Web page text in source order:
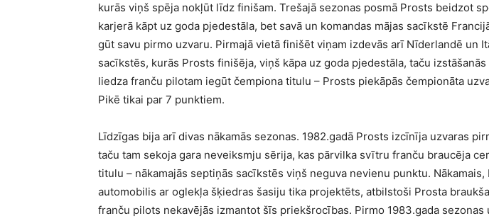
kurās viņš spēja nokļūt līdz finišam. Trešajā sezonas posmā Prosts beidzot
karjerā kāpt uz goda pjedestāla, bet savā un komandas mājas sacīkstē
gūt savu pirmo uzvaru. Pirmajā vietā finišēt viņam izdevās arī Nīderlandē un
sacīkstēs, kurās Prosts finišēja, viņš kāpa uz goda pjedestāla, taču
liedza franču pilotam iegūt čempiona titulu – Prosts piekāpās čempionāta
Pikē tikai par 7 punktiem.
Līdzīgas bija arī divas nākamās sezonas. 1982.gadā Prosts izcīnīja uzvaras
taču tam sekoja gara neveiksmju sērija, kas pārvilka svītru franču braucēja
titulu – nākamajās septiņās sacīkstēs viņš neguva nevienu punktu. Nākamais,
automobilis ar oglekļa šķiedras šasiju tika projektēts, atbilstoši Prosta
franču pilots nekavējās izmantot šīs priekšrocības. Pirmo 1983.gada sezonas